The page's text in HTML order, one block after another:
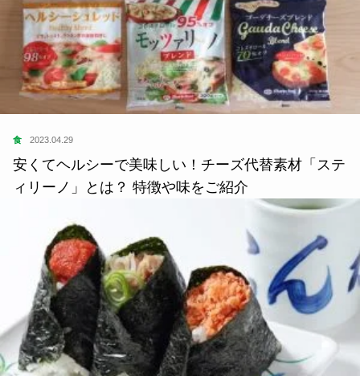
食 2023.04.29
安くてヘルシーで美味しい！チーズ代替素材「ステ
ィリーノ」とは？ 特徴や味をご紹介